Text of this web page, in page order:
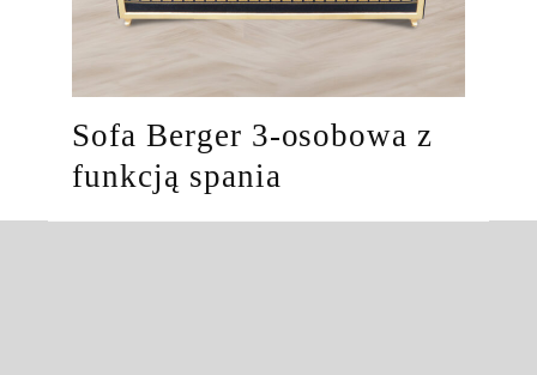
Sofa Berger 3-osobowa z
funkcją spania